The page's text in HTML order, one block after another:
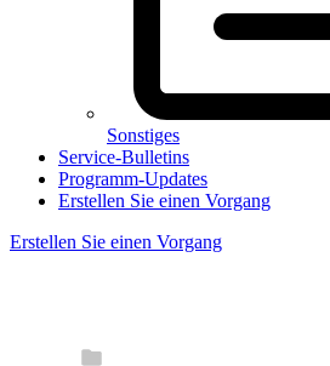
Sonstiges
Service-Bulletins
Programm-Updates
Erstellen Sie einen Vorgang
Erstellen Sie einen Vorgang